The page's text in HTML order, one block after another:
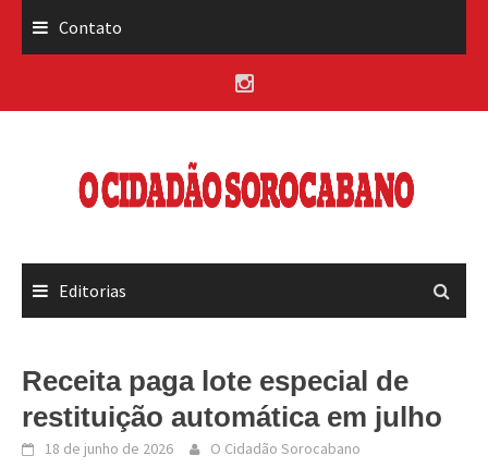
Contato
Editorias
Receita paga lote especial de
restituição automática em julho
18 de junho de 2026 O Cidadão Sorocabano